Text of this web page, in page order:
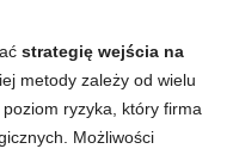
strategię wejścia na
metody zależy od wielu
ryzyka, który firma
Możliwości